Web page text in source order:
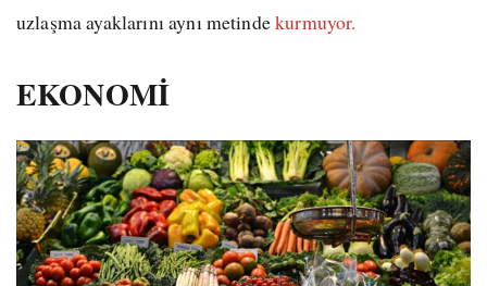
uzlaşma ayaklarını aynı metindekurmuyor.
EKONOMİ